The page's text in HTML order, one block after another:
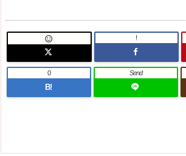
 !
B!
0 Send